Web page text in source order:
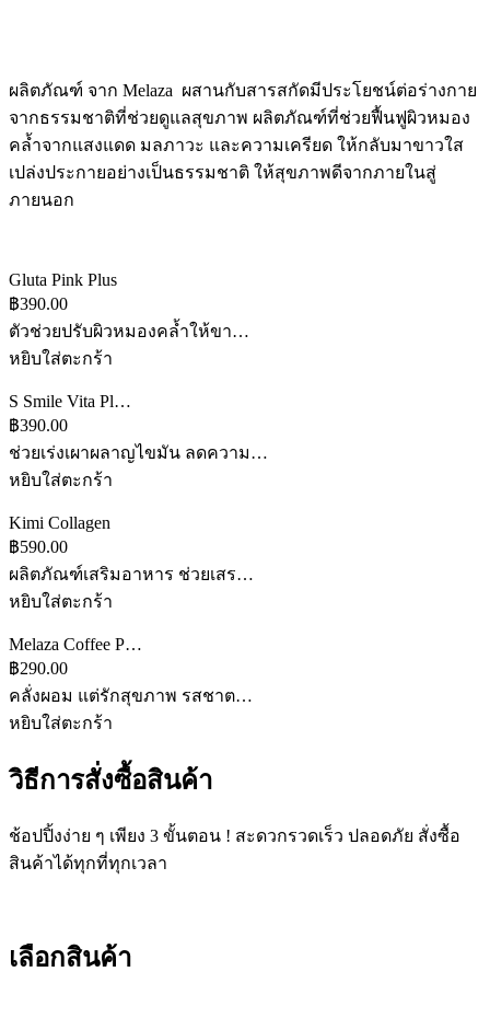
ผลิตภัณฑ์ จาก Melaza ผสานกับสารสกัดมีประโยชน์ต่อร่างกาย
จากธรรมชาติที่ช่วยดูแลสุขภาพ ผลิตภัณฑ์ที่ช่วยฟื้นฟูผิวหมอง
คล้ำจากแสงแดด มลภาวะ และความเครียด ให้กลับมาขาวใส
เปล่งประกายอย่างเป็นธรรมชาติ ให้สุขภาพดีจากภายในสู่
ภายนอก
Gluta Pink Plus
฿390.00
ตัวช่วยปรับผิวหมองคล้ำให้ขา…
หยิบใส่ตะกร้า
S Smile Vita Pl…
฿390.00
ช่วยเร่งเผาผลาญไขมัน ลดความ…
หยิบใส่ตะกร้า
Kimi Collagen
฿590.00
ผลิตภัณฑ์เสริมอาหาร ช่วยเสร…
หยิบใส่ตะกร้า
Melaza Coffee P…
฿290.00
คลั่งผอม แต่รักสุขภาพ รสชาต…
หยิบใส่ตะกร้า
วิธีการสั่งซื้อสินค้า
ช้อปปิ้งง่าย ๆ เพียง 3 ขั้นตอน ! สะดวกรวดเร็ว ปลอดภัย สั่งซื้อ
สินค้าได้ทุกที่ทุกเวลา
เลือกสินค้า